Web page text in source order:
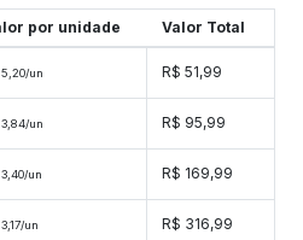
por unidade Valor Total
5,20/un R$ 51,99
3,84/un R$ 95,99
3,40/un R$ 169,99
un R$ 316,99